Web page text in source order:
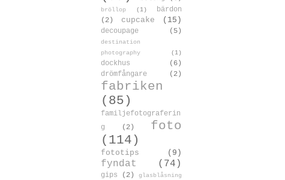
bröllop (1)
bärdon
(2)
cupcake (15)
decoupage (5)
destination
photography
(1)
dockhus
(6)
drömfångare
(2)
fabriken
(85)
familjefotograferin
g
(2)
foto
(114)
fototips (9)
fyndat (74)
gips (2)
glasblåsning